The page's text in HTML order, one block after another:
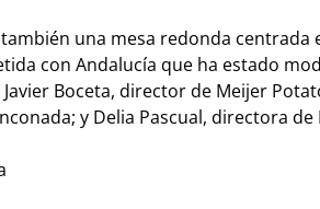
una mesa redonda centrada
con Andalucía que ha estado
Boceta, director de Meijer
y Delia Pascual, directora